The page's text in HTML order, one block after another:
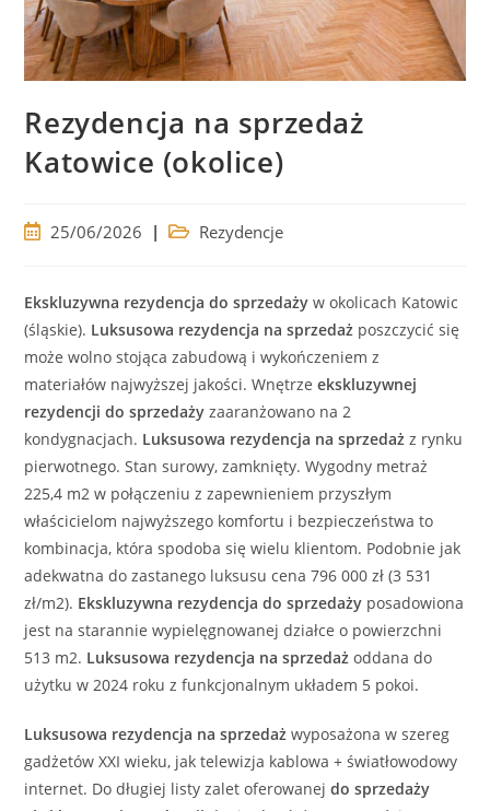
Rezydencja na sprzedaż
Katowice (okolice)
Post25/06/2026
Post Rezydencje
Ekskluzywna rezydencja do sprzedaży w okolicach Katowic
(śląskie). Luksusowa rezydencja na sprzedaż poszczycić się
może wolno stojąca zabudową i wykończeniem z
materiałów najwyższej jakości. Wnętrzeekskluzywnej
rezydencji do sprzedaży zaaranżowano na 2
kondygnacjach. Luksusowa rezydencja na sprzedaż z rynku
pierwotnego. Stan surowy, zamknięty. Wygodny metraż
225,4 m2 w połączeniu z zapewnieniem przyszłym
właścicielom najwyższego komfortu i bezpieczeństwa to
kombinacja, która spodoba się wielu klientom. Podobnie jak
adekwatna do zastanego luksusu cena 796 000 zł (3 531
zł/m2). Ekskluzywna rezydencja do sprzedaży posadowiona
jest na starannie wypielęgnowanej działce o powierzchni
513 m2. Luksusowa rezydencja na sprzedaż oddana do
użytku w 2024 roku z funkcjonalnym układem 5 pokoi.
Luksusowa rezydencja na sprzedaż wyposażona w szereg
gadżetów XXI wieku, jak telewizja kablowa + światłowodowy
internet. Do długiej listy zalet oferowanejdo sprzedaży